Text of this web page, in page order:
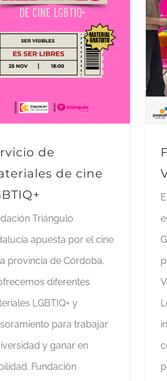
Servicio de
LGBTIQ+
de
de cine
Triángulo
apuesta por el cine
provincia de Córdoba.
diferentes
LGBTIQ+ y
para trabajar
y ganar en
Fundación